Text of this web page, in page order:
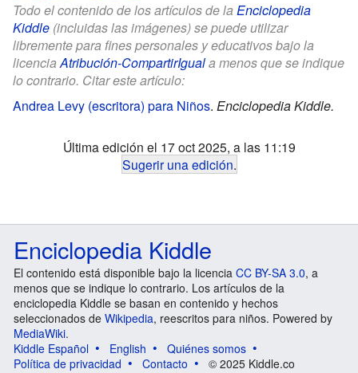
Todo el contenido de los artículos de la Enciclopedia
Kiddle (incluidas las imágenes) se puede utilizar
libremente para fines personales y educativos bajo la
licenciaAtribución-CompartirIguala menos que se indique
lo contrario. Citar este artículo:
Andrea Levy (escritora) para Niños. Enciclopedia Kiddle.
Última edición el 17 oct 2025, a las 11:19
Sugerir una edición.
Enciclopedia Kiddle
El contenido está disponible bajo la licencia CC BY-SA 3.0, a
menos que se indique lo contrario. Los artículos de la
enciclopedia Kiddle se basan en contenido y hechos
seleccionados de Wikipedia, reescritos para niños. Powered by
MediaWiki.
Kiddle Español
English
Quiénes somos
Política de privacidad
Contacto © 2025 Kiddle.co